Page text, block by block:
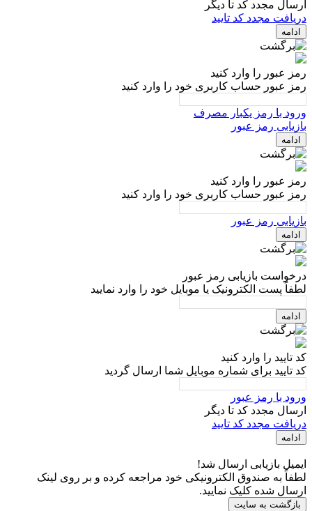
ارسال مجدد کد تا دیگر
دریافت مجدد کد تایید
ادامه
رمز عبور را وارد کنید
رمز عبور حساب کاربری خود را وارد کنید
ورود با رمز یکبار مصرف
بازیابی رمز عبور
ادامه
رمز عبور را وارد کنید
رمز عبور حساب کاربری خود را وارد کنید
بازیابی رمز عبور
ادامه
درخواست بازیابی رمز عبور
لطفاً پست الکترونیک یا موبایل خود را وارد نمایید
ادامه
کد تایید را وارد کنید
کد تایید برای شماره موبایل شما ارسال گردید
ورود با رمز عبور
ارسال مجدد کد تا دیگر
دریافت مجدد کد تایید
ادامه
ایمیل بازیابی ارسال شد!
لطفاً به صندوق الکترونیکی خود مراجعه کرده و بر روی لینک
ارسال شده کلیک نمایید.
بازگشت به سایت